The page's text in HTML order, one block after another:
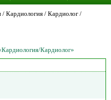
/ Кардиология / Кардиолог /
Кардиолог»